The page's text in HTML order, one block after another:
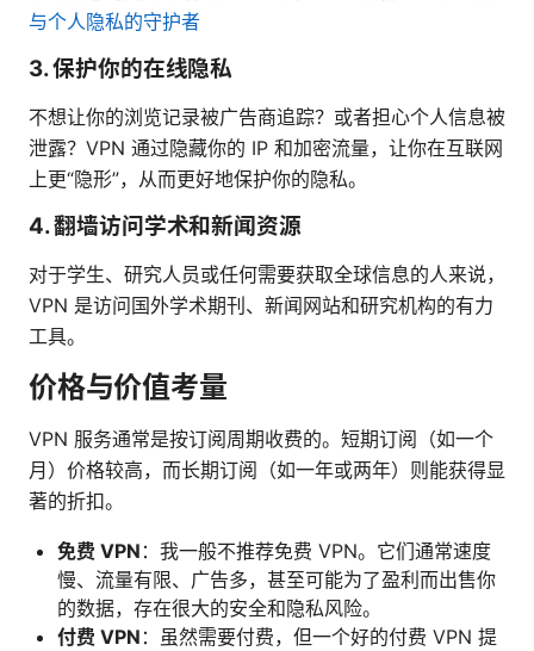
与个人隐私的守护者
3. 保护你的在线隐私
不想让你的浏览记录被广告商追踪？或者担心个人信息被
泄露？VPN 通过隐藏你的 IP 和加密流量，让你在互联网
上更“隐形”，从而更好地保护你的隐私。
4. 翻墙访问学术和新闻资源
对于学生、研究人员或任何需要获取全球信息的人来说，
VPN 是访问国外学术期刊、新闻网站和研究机构的有力
工具。
价格与价值考量
VPN 服务通常是按订阅周期收费的。短期订阅（如一个
月）价格较高，而长期订阅（如一年或两年）则能获得显
著的折扣。
免费 VPN ：我一般不推荐免费 VPN。它们通常速度
慢、流量有限、广告多，甚至可能为了盈利而出售你
的数据，存在很大的安全和隐私风险。
付费 VPN ：虽然需要付费，但一个好的付费 VPN 提